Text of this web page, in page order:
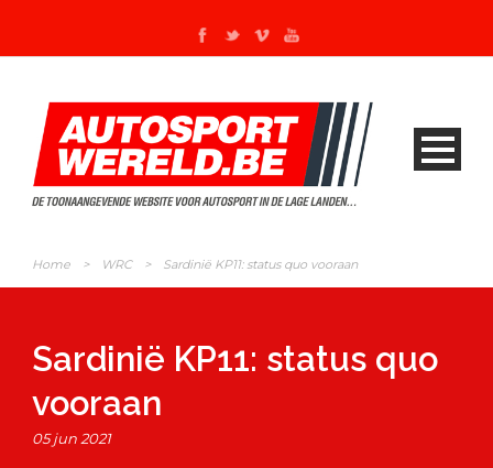
Home > WRC > Sardinië KP11: status quo vooraan
Sardinië KP11: status quo
vooraan
05 jun 2021